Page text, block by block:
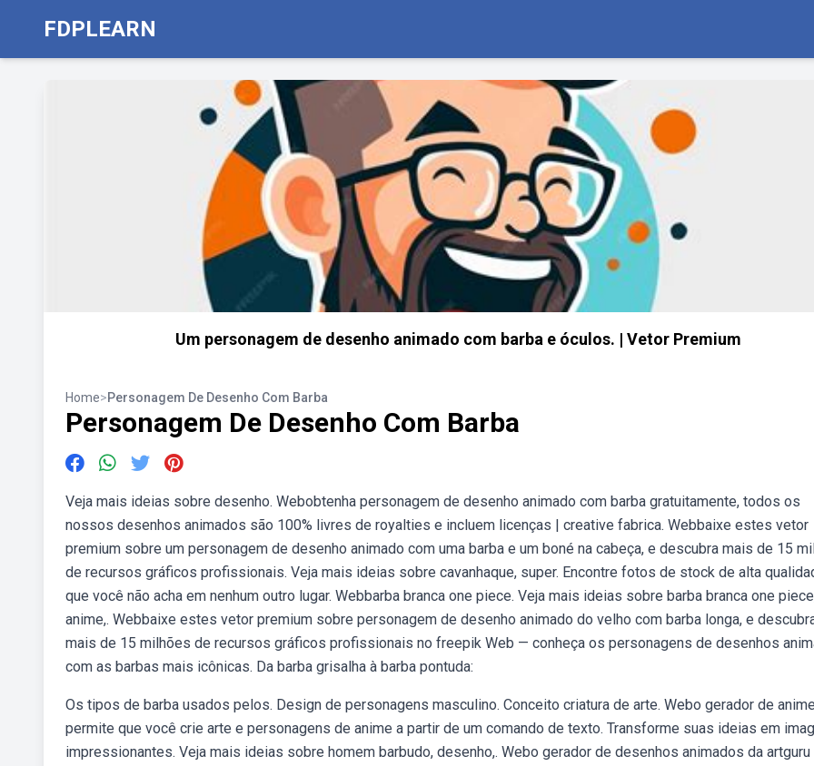
FDPLEARN
Um personagem de desenho animado com barba e óculos. | Vetor Premium
Home>Personagem De Desenho Com Barba
Personagem De Desenho Com Barba
Veja mais ideias sobre desenho. Webobtenha personagem de desenho animado com barba gratuitamente, todos os
nossos desenhos animados são 100% livres de royalties e incluem licenças | creative fabrica. Webbaixe estes vetor
premium sobre um personagem de desenho animado com uma barba e um boné na cabeça, e descubra mais de 15
de recursos gráficos profissionais. Veja mais ideias sobre cavanhaque, super. Encontre fotos de stock de alta
que você não acha em nenhum outro lugar. Webbarba branca one piece. Veja mais ideias sobre barba branca one
anime,. Webbaixe estes vetor premium sobre personagem de desenho animado do velho com barba longa, e
mais de 15 milhões de recursos gráficos profissionais no freepik Web — conheça os personagens de desenhos
com as barbas mais icônicas. Da barba grisalha à barba pontuda:
Os tipos de barba usados pelos. Design de personagens masculino. Conceito criatura de arte. Webo gerador de
permite que você crie arte e personagens de anime a partir de um comando de texto. Transforme suas ideias em
impressionantes. Veja mais ideias sobre homem barbudo, desenho,. Webo gerador de desenhos animados da artguru